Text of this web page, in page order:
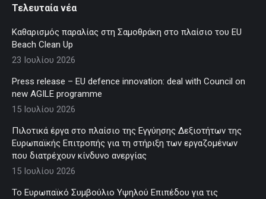
Τελευταία νέα
Καθαρισμός παραλίας στη Σαμοθράκη στο πλαίσιο του EU
Beach Clean Up
23 Ιουλίου 2026
Press release – EU defence innovation: deal with Council on
new AGILE programme
15 Ιουλίου 2026
Πιλοτικά έργα στο πλαίσιο της Εγγύησης Δεξιοτήτων της
Ευρωπαϊκής Επιτροπής για τη στήριξη των εργαζομένων
που διατρέχουν κίνδυνο ανεργίας
15 Ιουλίου 2026
Το Ευρωπαϊκό Συμβούλιο Υψηλού Επιπέδου για τις